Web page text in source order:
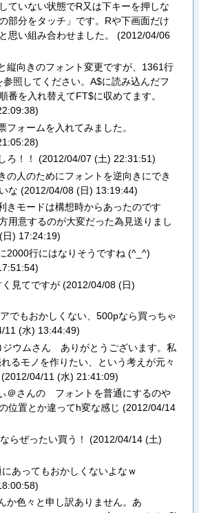
ていない状態でR又は下キーを押しな
部分をタッチ」です。Rや下画面だけ
思い組み合わせました。 (2012/04/06
縦向きのフォント変更ですが、1361行
照してください。A$に読み込んだフ
番を入れ替えてFT$に収めてます。
)
フォームを入れてみました。
)
ろ！！ (2012/04/07 (土) 22:31:51)
の人のためにフォントを逆向きにでき
な (2012/04/08 (日) 13:19:44)
きモードは構想時からあったのです
用意するのが大変だった為見送りまし
) 17:24:19)
2000行にはなりそうですね (^_^)
)
見てですが (2012/04/08 (日)
でもおかしくない、500pなら買っちゃ
11 (水) 13:44:49)
ジウムさん ありがとうございます。私
るモノを作りたい、という考えが元々
(2012/04/11 (水) 21:41:09)
＠さんの フォントを普通にするのや
位置とか違ってh変な感じ (2012/04/14
らぜったい買う！ (2012/04/14 (土)
あってもおかしくないよなｗ
)
か色々と申し訳ありません。あ